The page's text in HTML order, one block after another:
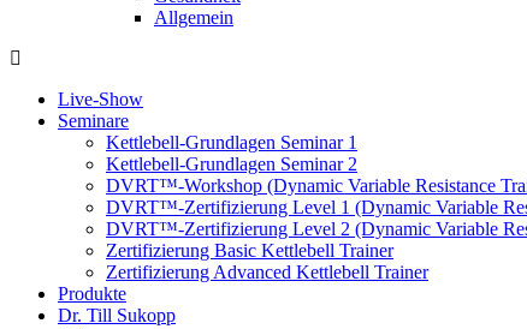
Allgemein
Live-Show
Seminare
Kettlebell-Grundlagen Seminar 1
Kettlebell-Grundlagen Seminar 2
DVRT™-Workshop (Dynamic Variable Resistance
DVRT™-Zertifizierung Level 1 (Dynamic Variable
DVRT™-Zertifizierung Level 2 (Dynamic Variable
Zertifizierung Basic Kettlebell Trainer
Zertifizierung Advanced Kettlebell Trainer
Produkte
Dr. Till Sukopp